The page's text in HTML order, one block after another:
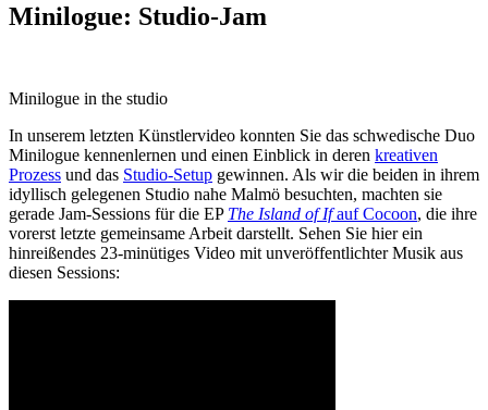
Minilogue: Studio-Jam
Minilogue in the studio
In unserem letzten Künstlervideo konnten Sie das schwedische Duo
Minilogue kennenlernen und einen Einblick in deren kreativen
Prozess und das Studio-Setup gewinnen. Als wir die beiden in ihrem
idyllisch gelegenen Studio nahe Malmö besuchten, machten sie
gerade Jam-Sessions für die EP The Island of Ifauf Cocoon, die ihre
vorerst letzte gemeinsame Arbeit darstellt. Sehen Sie hier ein
hinreißendes 23-minütiges Video mit unveröffentlichter Musik aus
diesen Sessions: